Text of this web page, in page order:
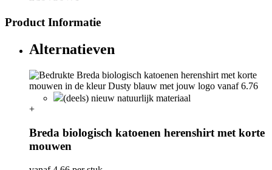
Product Informatie
Alternatieven
(deels) nieuw natuurlijk materiaal
+
Breda biologisch katoenen herenshirt met korte
mouwen